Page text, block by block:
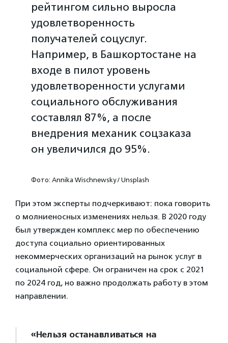
рейтингом сильно выросла
удовлетворенность
получателей соцуслуг.
Например, в Башкортостане на
входе в пилот уровень
удовлетворенности услугами
социального обслуживания
составлял 87%, а после
внедрения механик соцзаказа
он увеличился до 95%.
Фото: Annika Wischnewsky / Unsplash
При этом эксперты подчеркивают: пока говорить
о молниеносных изменениях нельзя. В 2020 году
был утвержден комплекс мер по обеспечению
доступа социально ориентированных
некоммерческих организаций на рынок услуг в
социальной сфере. Он ограничен на срок с 2021
по 2024 год, но важно продолжать работу в этом
направлении.
«Нельзя останавливаться на